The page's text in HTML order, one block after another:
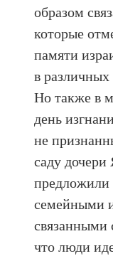
образом
которые
памяти
в
Но также в
день
не
саду дочери
предложили
семейными
связанными
что люди